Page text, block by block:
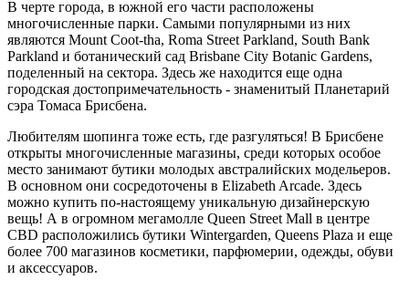
В черте города, в южной его части расположены
многочисленные парки. Самыми популярными из них
являются Mount Coot-tha, Roma Street Parkland, South Bank
Parkland и ботанический сад Brisbane City Botanic Gardens,
поделенный на сектора. Здесь же находится еще одна
городская достопримечательность - знаменитый Планетарий
сэра Томаса Брисбена.
Любителям шопинга тоже есть, где разгуляться! В Брисбене
открыты многочисленные магазины, среди которых особое
место занимают бутики молодых австралийских модельеров.
В основном они сосредоточены в Elizabeth Arcade. Здесь
можно купить по-настоящему уникальную дизайнерскую
вещь! А в огромном мегамолле Queen Street Mall в центре
CBD расположились бутики Wintergarden, Queens Plaza и еще
более 700 магазинов косметики, парфюмерии, одежды, обуви
и аксессуаров.